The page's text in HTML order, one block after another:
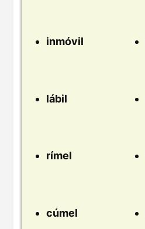
inmóvil
lábil
rímel
cúmel